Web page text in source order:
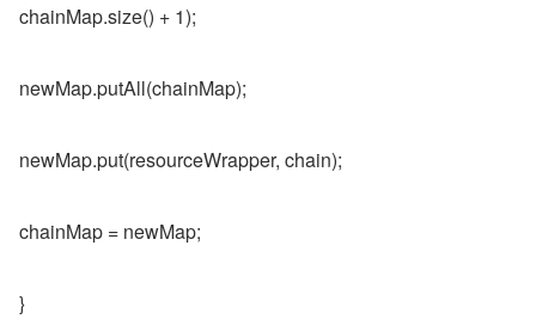
chainMap.size() + 1);
newMap.putAll(chainMap);
newMap.put(resourceWrapper, chain);
chainMap = newMap;
}